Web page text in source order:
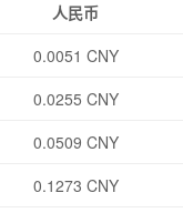
人民币
0.0051 CNY
0.0255 CNY
0.0509 CNY
0.1273 CNY